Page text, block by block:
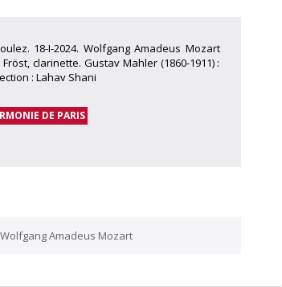
18-I-2024. Wolfgang Amadeus Mozart
clarinette. Gustav Mahler (1860-1911) :
: Lahav Shani
DE PARIS
Wolfgang Amadeus Mozart